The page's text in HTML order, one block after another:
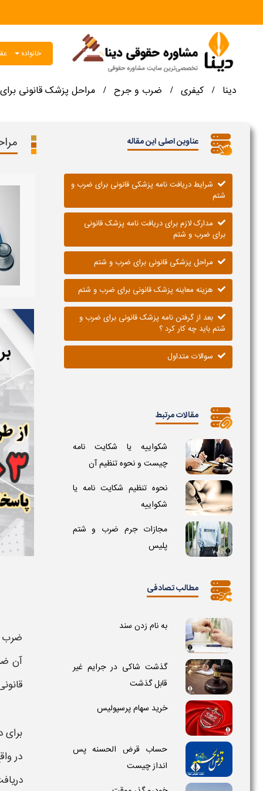
خانواده
دینا / کیفری / ضرب و جرح / مراحل پزشک قانونی
ضرب
آن
برای
در
عناوین اصلی این مقاله
شرایط دریافت نامه پزشکی قانونی برای ضرب و
شتم
مدارک لازم برای دریافت نامه پزشک قانونی
برای ضرب و شتم
مراحل پزشکی قانونی برای ضرب و شتم
هزینه معاینه پزشک قانونی برای ضرب و شتم
بعد از گرفتن نامه پزشک قانونی برای ضرب و
شتم باید چه کار کرد ؟
سوالات متداول
مقالات مرتبط
شکواییه یا شکایت نامه
چیست و نحوه تنظیم آن
نحوه تنظیم شکایت نامه یا
شکواییه
مجازات جرم ضرب و شتم
پلیس
مطالب تصادفی
به نام زدن سند
گذشت شاکی در جرایم غیر
قابل گذشت
خرید سهام پرسپولیس
حساب قرض الحسنه پس
انداز چیست